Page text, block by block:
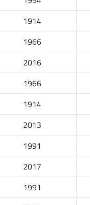
1914
1966
2016
1966
1914
2013
1991
2017
1991